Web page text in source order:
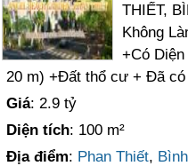
THIẾT,
Không
+Có
20 m) +Đất thổ cư + Đã có
Giá: 2.9 tỷ
Diện tích: 100 m²
Địa điểm: Phan Thiết,